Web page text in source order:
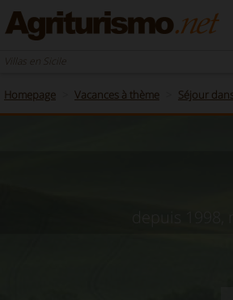
Villas en Sicile
Homepage Vacances à thème Séjour
depuis